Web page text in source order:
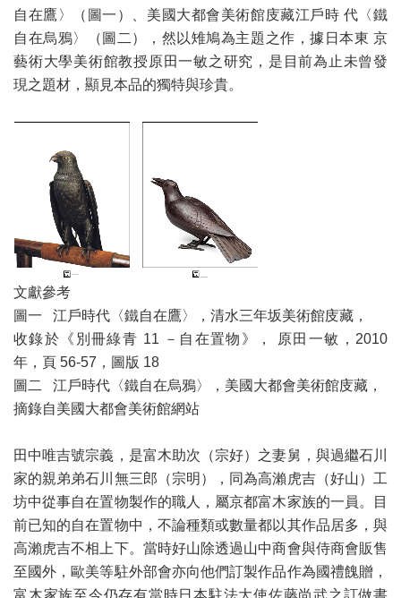
自在鷹〉（圖一）、美國大都會美術館庋藏江戶時 代〈鐵
自在烏鴉〉（圖二），然以雉鳩為主題之作，據日本東 京
藝術大學美術館教授原田一敏之研究，是目前為止未曾發
現之題材，顯見本品的獨特與珍貴。
文獻參考
圖一 江戶時代〈鐵自在鷹〉，清水三年坂美術館庋藏，
收錄於《別冊綠青 11 －自在置物》， 原田一敏，2010
年，頁 56-57，圖版 18
圖二 江戶時代〈鐵自在烏鴉〉，美國大都會美術館庋藏，
摘錄自美國大都會美術館網站
田中唯吉號宗義，是富木助次（宗好）之妻舅，與過繼石川
家的親弟弟石川無三郎（宗明），同為高瀨虎吉（好山）工
坊中從事自在置物製作的職人，屬京都富木家族的一員。目
前已知的自在置物中，不論種類或數量都以其作品居多，與
高瀨虎吉不相上下。當時好山除透過山中商會與侍商會販售
至國外，歐美等駐外部會亦向他們訂製作品作為國禮餽贈，
富木家族至今仍存有當時日本駐法大使佐藤尚武之訂做書